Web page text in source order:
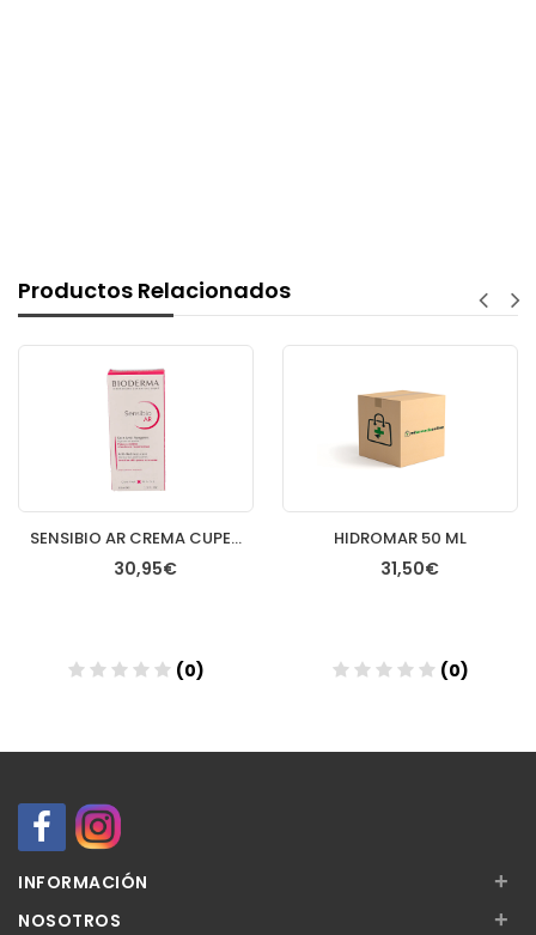
Productos Relacionados
SENSIBIO AR CREMA CUPEROSIS 40 ML
30,95€
(0)
HIDROMAR 50 ML
31,50€
(0)
INFORMACIÓN +
NOSOTROS +